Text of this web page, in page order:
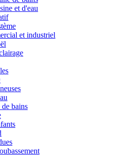
et d'eau
et industriel
bains